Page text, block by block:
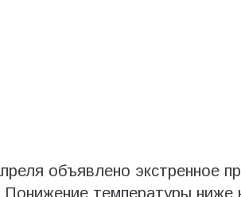
объявлено экстренное
Понижение температуры ниже